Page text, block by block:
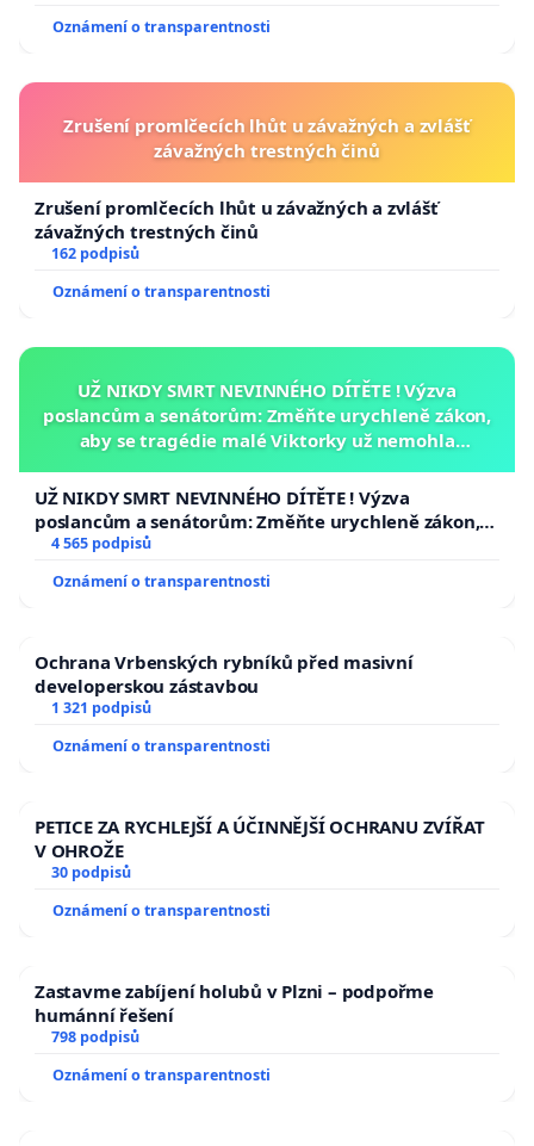
Oznámení o transparentnosti
Zrušení promlčecích lhůt u závažných a zvlášť
závažných trestných činů
Zrušení promlčecích lhůt u závažných a zvlášť
závažných trestných činů
162 podpisů
Oznámení o transparentnosti
UŽ NIKDY SMRT NEVINNÉHO DÍTĚTE ! Výzva
poslancům a senátorům: Změňte urychleně zákon,
aby se tragédie malé Viktorky už nemohla
UŽ NIKDY SMRT NEVINNÉHO DÍTĚTE ! Výzva
poslancům a senátorům: Změňte urychleně zákon,
aby se tragédie malé Viktorky už nemohla opakovat!
4 565 podpisů
Oznámení o transparentnosti
Ochrana Vrbenských rybníků před masivní
developerskou zástavbou
1 321 podpisů
Oznámení o transparentnosti
PETICE ZA RYCHLEJŠÍ A ÚČINNĚJŠÍ OCHRANU ZVÍŘAT
V OHROŽE
30 podpisů
Oznámení o transparentnosti
Zastavme zabíjení holubů v Plzni – podpořme
humánní řešení
798 podpisů
Oznámení o transparentnosti